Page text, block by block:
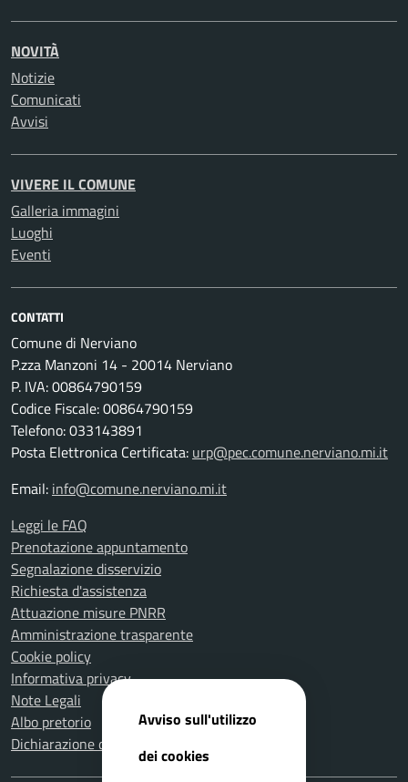
NOVITÀ
Notizie
Comunicati
Avvisi
VIVERE IL COMUNE
Galleria immagini
Luoghi
Eventi
CONTATTI
Comune di Nerviano
P.zza Manzoni 14 - 20014 Nerviano
P. IVA: 00864790159
Codice Fiscale: 00864790159
Telefono: 033143891
Posta Elettronica Certificata: urp@pec.comune.nerviano.mi.it
Email: info@comune.nerviano.mi.it
Leggi le FAQ
Prenotazione appuntamento
Segnalazione disservizio
Richiesta d'assistenza
Attuazione misure PNRR
Amministrazione trasparente
Cookie policy
Informativa privacy
Note Legali
Albo pretorio
Dichiarazione di accessibilità
Avviso sull'utilizzo
dei cookies